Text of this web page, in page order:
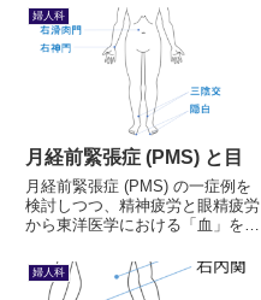
婦人科
月経前緊張症 (PMS) と目
月経前緊張症 (PMS) の一症例を
検討しつつ、精神疲労と眼精疲労
から東洋医学における「血」を考
婦人科